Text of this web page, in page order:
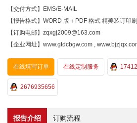
【交付方式】EMS/E-MAIL
【报告格式】WORD 版＋PDF 格式 精美装订印
【订购电邮】zqxgj2009@163.com
【企业网址】www.gtdcbgw.com ,
在线填写订单 在线定制服务
2676935656
报告介绍 订购流程